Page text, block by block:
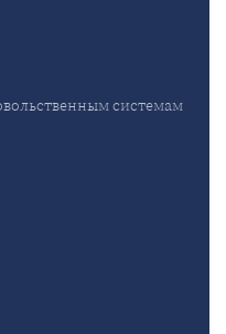
системам